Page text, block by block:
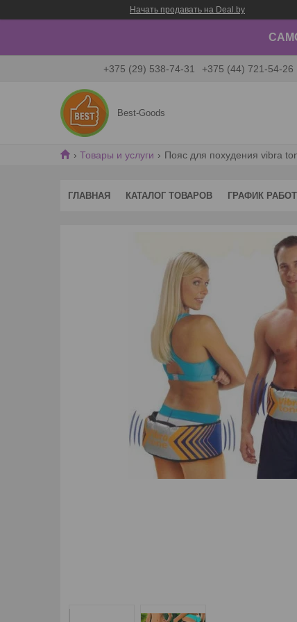
Начать продавать на Deal.by
+375 (29) 538-74-31 +375 (44) 721-54-26
Best-Goods
Товары и услуги Пояс для похудения vibra
ГЛАВНАЯ КАТАЛОГ ТОВАРОВ ГРАФИК